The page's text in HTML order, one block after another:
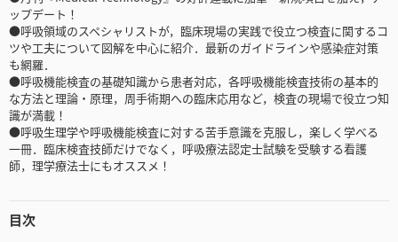
ップデート！
●呼吸領域のスペシャリストが，臨床現場の実践で役立つ検査に関するコ
ツや工夫について図解を中心に紹介．最新のガイドラインや感染症対策
も網羅．
●呼吸機能検査の基礎知識から患者対応，各呼吸機能検査技術の基本的
な方法と理論・原理，周手術期への臨床応用など，検査の現場で役立つ知
識が満載！
●呼吸生理学や呼吸機能検査に対する苦手意識を克服し，楽しく学べる
一冊．臨床検査技師だけでなく，呼吸療法認定士試験を受験する看護
師，理学療法士にもオススメ！
目次